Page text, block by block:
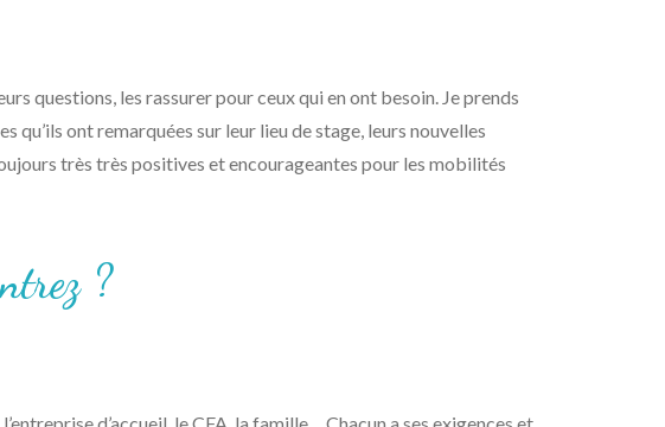
questions, les rassurer pour ceux qui en ont besoin. Je prends
ont remarquées sur leur lieu de stage, leurs nouvelles
très très positives et encourageantes pour les mobilités
?